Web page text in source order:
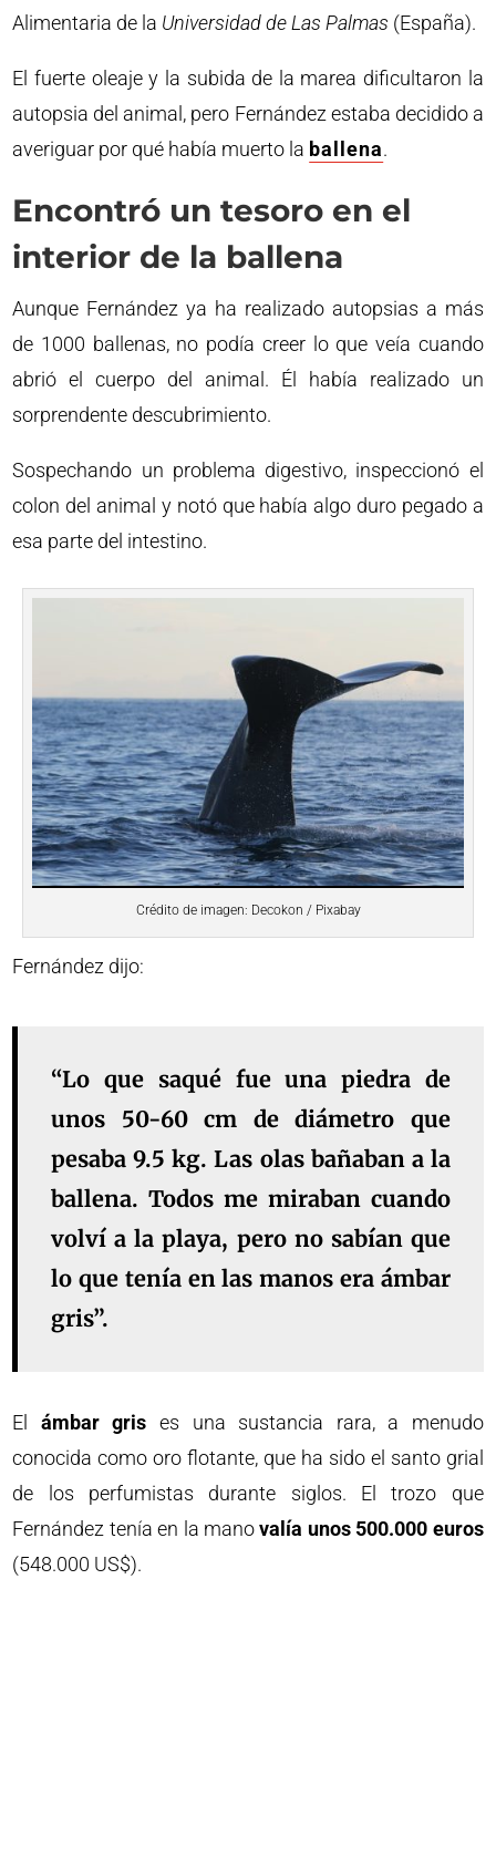
Alimentaria de la Universidad de Las Palmas (España).
El fuerte oleaje y la subida de la marea dificultaron la
autopsia del animal, pero Fernández estaba decidido a
averiguar por qué había muerto la ballena.
Encontró un tesoro en el
interior de la ballena
Aunque Fernández ya ha realizado autopsias a más
de 1000 ballenas, no podía creer lo que veía cuando
abrió el cuerpo del animal. Él había realizado un
sorprendente descubrimiento.
Sospechando un problema digestivo, inspeccionó el
colon del animal y notó que había algo duro pegado a
esa parte del intestino.
Crédito de imagen: Decokon / Pixabay
Fernández dijo:
“Lo que saqué fue una piedra de
unos 50-60 cm de diámetro que
pesaba 9.5 kg. Las olas bañaban a la
ballena. Todos me miraban cuando
volví a la playa, pero no sabían que
lo que tenía en las manos era ámbar
gris”.
El ámbar gris es una sustancia rara, a menudo
conocida como oro flotante, que ha sido el santo grial
de los perfumistas durante siglos. El trozo que
Fernández tenía en la manovalía unos 500.000 euros
(548.000 US$).